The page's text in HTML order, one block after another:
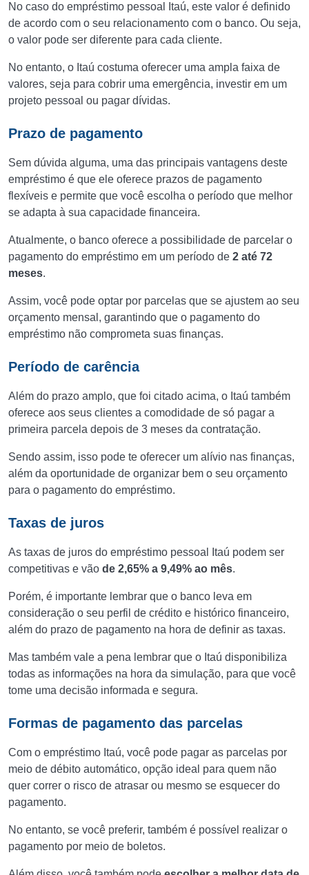
No caso do empréstimo pessoal Itaú, este valor é definido
de acordo com o seu relacionamento com o banco. Ou seja,
o valor pode ser diferente para cada cliente.
No entanto, o Itaú costuma oferecer uma ampla faixa de
valores, seja para cobrir uma emergência, investir em um
projeto pessoal ou pagar dívidas.
Prazo de pagamento
Sem dúvida alguma, uma das principais vantagens deste
empréstimo é que ele oferece prazos de pagamento
flexíveis e permite que você escolha o período que melhor
se adapta à sua capacidade financeira.
Atualmente, o banco oferece a possibilidade de parcelar o
pagamento do empréstimo em um período de 2 até 72
meses.
Assim, você pode optar por parcelas que se ajustem ao seu
orçamento mensal, garantindo que o pagamento do
empréstimo não comprometa suas finanças.
Período de carência
Além do prazo amplo, que foi citado acima, o Itaú também
oferece aos seus clientes a comodidade de só pagar a
primeira parcela depois de 3 meses da contratação.
Sendo assim, isso pode te oferecer um alívio nas finanças,
além da oportunidade de organizar bem o seu orçamento
para o pagamento do empréstimo.
Taxas de juros
As taxas de juros do empréstimo pessoal Itaú podem ser
competitivas e vão de 2,65% a 9,49% ao mês.
Porém, é importante lembrar que o banco leva em
consideração o seu perfil de crédito e histórico financeiro,
além do prazo de pagamento na hora de definir as taxas.
Mas também vale a pena lembrar que o Itaú disponibiliza
todas as informações na hora da simulação, para que você
tome uma decisão informada e segura.
Formas de pagamento das parcelas
Com o empréstimo Itaú, você pode pagar as parcelas por
meio de débito automático, opção ideal para quem não
quer correr o risco de atrasar ou mesmo se esquecer do
pagamento.
No entanto, se você preferir, também é possível realizar o
pagamento por meio de boletos.